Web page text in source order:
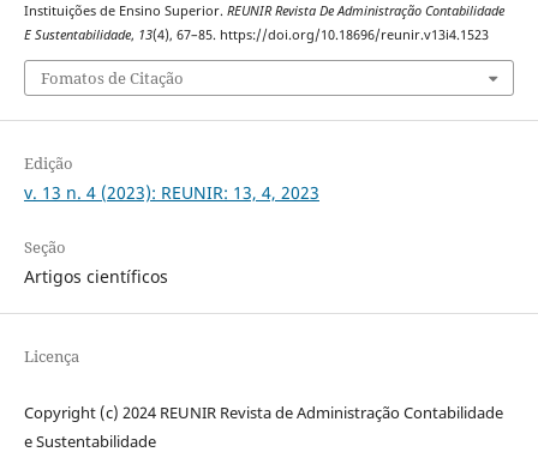
Instituições de Ensino Superior. REUNIR Revista De Administração Contabilidade
E Sustentabilidade, 13(4), 67–85. https://doi.org/10.18696/reunir.v13i4.1523
Fomatos de Citação
Edição
v. 13 n. 4 (2023): REUNIR: 13, 4, 2023
Seção
Artigos científicos
Licença
Copyright (c) 2024 REUNIR Revista de Administração Contabilidade
e Sustentabilidade